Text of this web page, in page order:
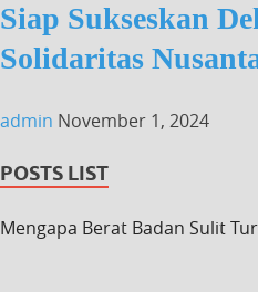
Siap Sukseskan
Solidaritas
admin November 1, 2024
POSTS LIST
Mengapa Berat Badan Sulit